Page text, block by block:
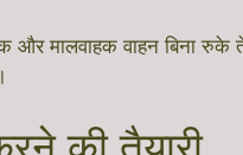
और मालवाहक वाहन बिना